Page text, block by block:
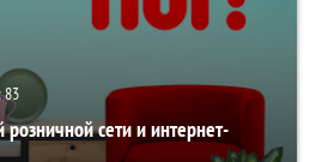
83
сети и интернет-